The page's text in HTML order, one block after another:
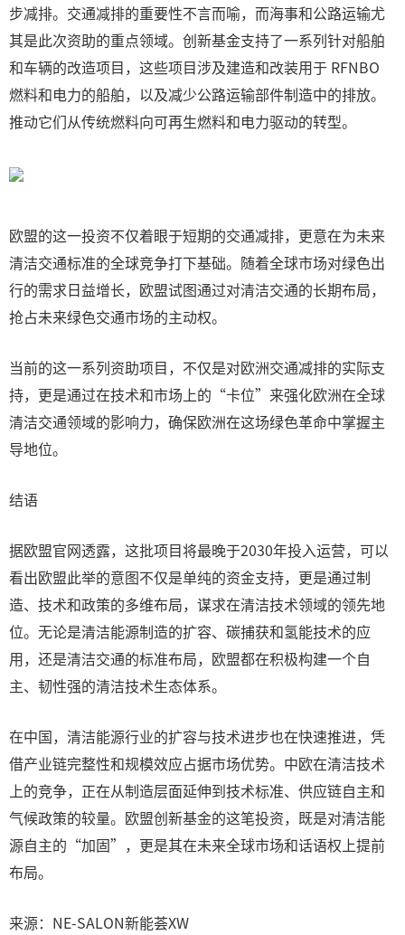
步减排。交通减排的重要性不言而喻，而海事和公路运输尤
其是此次资助的重点领域。创新基金支持了一系列针对船舶
和车辆的改造项目，这些项目涉及建造和改装用于 RFNBO
燃料和电力的船舶，以及减少公路运输部件制造中的排放。
推动它们从传统燃料向可再生燃料和电力驱动的转型。
欧盟的这一投资不仅着眼于短期的交通减排，更意在为未来
清洁交通标准的全球竞争打下基础。随着全球市场对绿色出
行的需求日益增长，欧盟试图通过对清洁交通的长期布局，
抢占未来绿色交通市场的主动权。
当前的这一系列资助项目，不仅是对欧洲交通减排的实际支
持，更是通过在技术和市场上的“卡位”来强化欧洲在全球
清洁交通领域的影响力，确保欧洲在这场绿色革命中掌握主
导地位。
结语
据欧盟官网透露，这批项目将最晚于2030年投入运营，可以
看出欧盟此举的意图不仅是单纯的资金支持，更是通过制
造、技术和政策的多维布局，谋求在清洁技术领域的领先地
位。无论是清洁能源制造的扩容、碳捕获和氢能技术的应
用，还是清洁交通的标准布局，欧盟都在积极构建一个自
主、韧性强的清洁技术生态体系。
在中国，清洁能源行业的扩容与技术进步也在快速推进，凭
借产业链完整性和规模效应占据市场优势。中欧在清洁技术
上的竞争，正在从制造层面延伸到技术标准、供应链自主和
气候政策的较量。欧盟创新基金的这笔投资，既是对清洁能
源自主的“加固”，更是其在未来全球市场和话语权上提前
布局。
来源：NE-SALON新能荟XW